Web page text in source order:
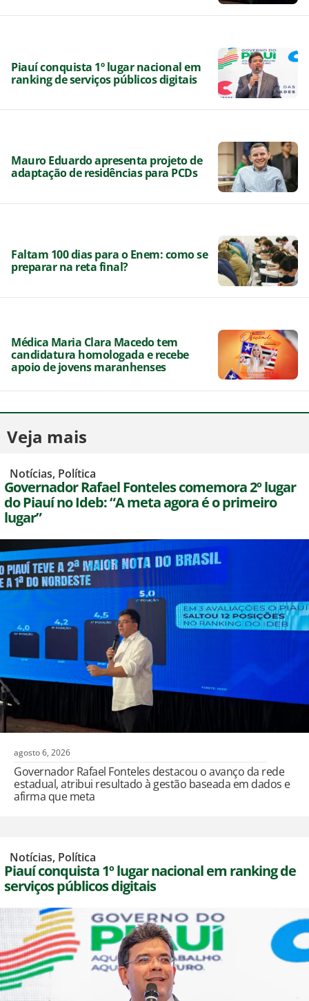
Piauí conquista 1º lugar nacional em
ranking de serviços públicos digitais
Mauro Eduardo apresenta projeto de
adaptação de residências para PCDs
Faltam 100 dias para o Enem: como se
preparar na reta final?
Médica Maria Clara Macedo tem
candidatura homologada e recebe
apoio de jovens maranhenses
Veja mais
Notícias, Política
Governador Rafael Fonteles comemora 2º lugar
do Piauí no Ideb: “A meta agora é o primeiro
lugar”
agosto 6, 2026
Governador Rafael Fonteles destacou o avanço da rede
estadual, atribui resultado à gestão baseada em dados e
afirma que meta
Notícias, Política
Piauí conquista 1º lugar nacional em ranking de
serviços públicos digitais